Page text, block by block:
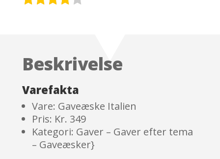
on
r
Beskrivelse
Varefakta
Vare: Gaveæske Italien
Pris: Kr. 349
Kategori: Gaver – Gaver efter tema
– Gaveæsker}